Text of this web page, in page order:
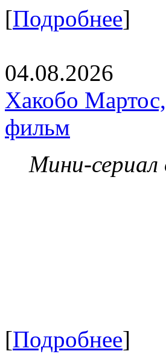
[Подробнее]
04.08.2026
Хакобо
фильм
Мини-сериал
[Подробнее]